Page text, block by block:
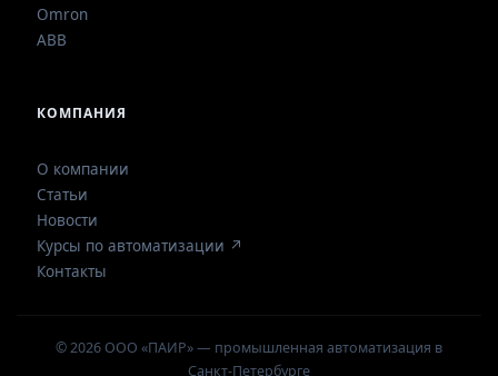
Omron
ABB
КОМПАНИЯ
О компании
Статьи
Новости
Курсы по автоматизации ↗
Контакты
© 2026 ООО «ПАИР» — промышленная автоматизация в
Санкт-Петербурге